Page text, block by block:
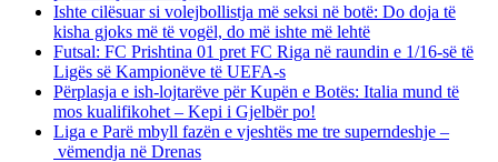
Ishte cilësuar si volejbollistja më seksi në botë: Do doja të
kisha gjoks më të vogël, do më ishte më lehtë
Futsal: FC Prishtina 01 pret FC Riga në raundin e 1/16-së të
Ligës së Kampionëve të UEFA-s
Përplasja e ish-lojtarëve për Kupën e Botës: Italia mund të
mos kualifikohet – Kepi i Gjelbër po!
Liga e Parë mbyll fazën e vjeshtës me tre superndeshje –
vëmendja në Drenas